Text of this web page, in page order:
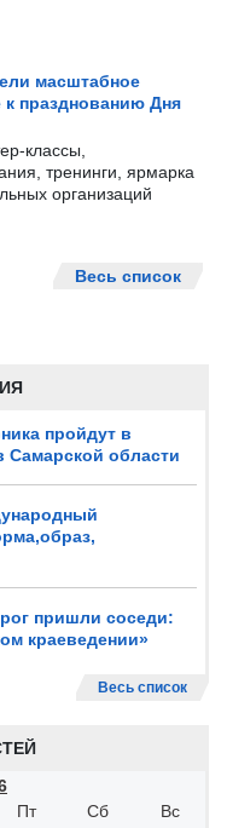
пройдут в
Самарской области
пришли соседи:
краеведении»
Весь список
Пт Сб Вс
масштабное
к празднованию Дня
классы,
тренинги, ярмарка
организаций
Весь список